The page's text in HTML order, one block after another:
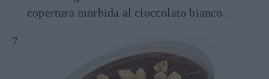
copertura morbida al cioccolato bianco.